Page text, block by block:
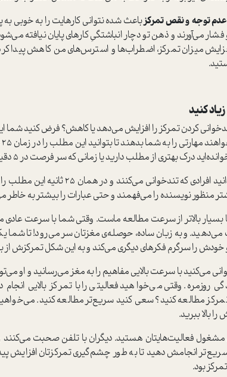
عدم توجه و نقص تمرکزباعث شده نتوانی کارهایت را به خوبی به
فشار می‌آورند و ذهن تو دچار انباشتگیِ کارهای پایان
میزان تمرکز، اضطراب‌ها و استرس‌های من کاهش پیدا
جالب است بدانید افرادی که
منظور نویسنده را می‌فهمند و حتی عبارات را بیشتر به خاطر
بالاتر از سرعت مطالعه ماست. وقتی شما با سرعت عادی
می‌دهید. و به زبان ساده، حوصله‌ی مغزتان سر می‌رود! تا
خودش را سرگرم فکرهای دیگری می‌کند و به این شکل تمرکزش از
می‌کنید با سرعت بالایی مفاهیم را به مغز می‌رسانید و او
روزمره. وقتی می‌خواهید فعالیتی را با تمرکز بالایی
مطالعه کنید؟ سعی کنید سریع‌تر مطالعه کنید.
بالا ببرید.
مشغول فعالیت‌هایتان هستید. دیگران با تلفن صحبت
انجامش دهید تا به طور چشم‌گیری تمرکزتان افزایش
بود.